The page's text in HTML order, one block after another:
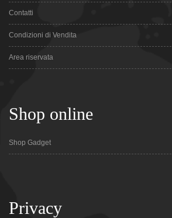
Contatti
Condizioni di Vendita
Area riservata
Shop online
Shop Gadget
Privacy